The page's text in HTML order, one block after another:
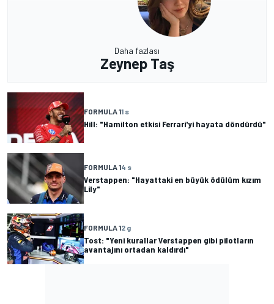
Daha fazlası
Zeynep Taş
FORMULA 11 s
Hill: "Hamilton etkisi Ferrari'yi hayata döndürdü"
FORMULA 14 s
Verstappen: "Hayattaki en büyük ödülüm kızım
Lily"
FORMULA 12 g
Tost: "Yeni kurallar Verstappen gibi pilotların
avantajını ortadan kaldırdı"